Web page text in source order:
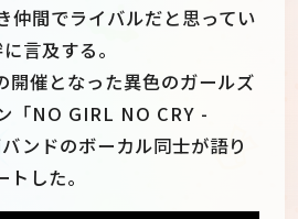
仲間でライバルだと思ってい
言及する。
開催となった異色のガールズ
「NO GIRL NO CRY -
ンドのボーカル同士が語り
した。